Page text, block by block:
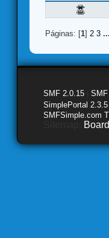
Páginas: [1] 2 3 ...
SMF 2.0.15
SimplePortal
SMFSimple.com